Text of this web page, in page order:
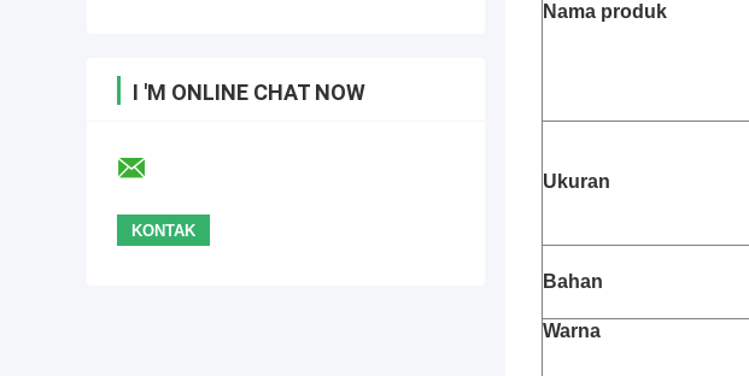
I 'M ONLINE CHAT NOW
Nama produk
Ukuran
Bahan
Warna